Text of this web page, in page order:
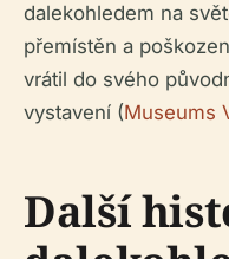
dalekohledem na
přemístěn a
vrátil do svého
vystavení (Museums
Další